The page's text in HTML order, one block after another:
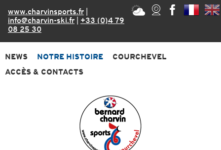
www.charvinsports.fr
info@charvin-ski.fr
+33 (0)4 79
08 25 30
NEWS NOTRE HISTOIRE
COURCHEVEL
ACCÈS & CONTACTS